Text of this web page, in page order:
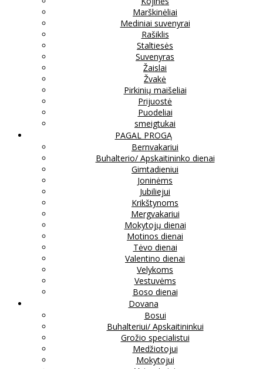
Marškinėliai
Mediniai suvenyrai
Rašiklis
Staltiesės
Suvenyras
Žaislai
Žvakė
Pirkinių maišeliai
Prijuostė
Puodeliai
smeigtukai
PAGAL PROGĄ
Bernvakariui
Buhalterio/ Apskaitininko dienai
Gimtadieniui
Joninėms
Jubiliejui
Krikštynoms
Mergvakariui
Mokytojų dienai
Motinos dienai
Tėvo dienai
Valentino dienai
Velykoms
Vestuvėms
Boso dienai
Dovana
Bosui
Buhalteriui/ Apskaitininkui
Grožio specialistui
Medžiotojui
Mokytojui